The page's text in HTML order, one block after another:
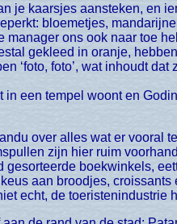
je kaarsjes aansteken, en
bloemetjes,
ons ook naar toe
gekleed in oranje,
‘foto, foto’, wat inhoudt
een tempel woont en
zijn hier ruim
boekwinkels,
aan broodjes,
echt, de toeristenindustrie